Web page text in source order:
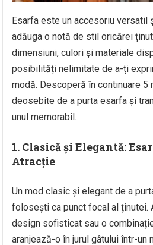
Esarfa este un accesoriu versatil
adăuga o notă de stil oricărei
dimensiuni, culori și materiale
posibilități nelimitate de a-ți
modă. Descoperă în continuare
deosebite de a purta esarfa și
unul memorabil.
1. Clasică și Elegantă:
Atracție
Un mod clasic și elegant de a
folosești ca punct focal al ținutei.
design sofisticat sau o
aranjează-o în jurul gâtului într-un